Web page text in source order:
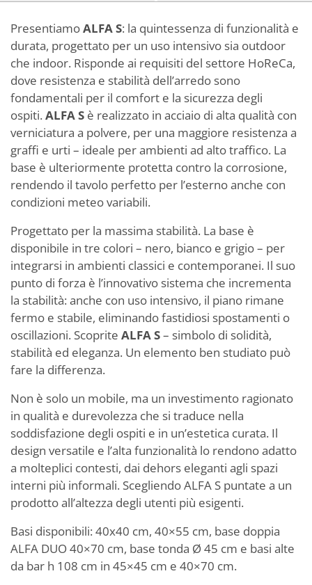
PresentiamoALFA S: la quintessenza di funzionalità e
durata, progettato per un uso intensivo sia outdoor
che indoor. Risponde ai requisiti del settore HoReCa,
dove resistenza e stabilità dell’arredo sono
fondamentali per il comfort e la sicurezza degli
ospiti. ALFA S è realizzato in acciaio di alta qualità con
verniciatura a polvere, per una maggiore resistenza a
graffi e urti – ideale per ambienti ad alto traffico. La
base è ulteriormente protetta contro la corrosione,
rendendo il tavolo perfetto per l’esterno anche con
condizioni meteo variabili.
Progettato per la massima stabilità. La base è
disponibile in tre colori – nero, bianco e grigio – per
integrarsi in ambienti classici e contemporanei. Il suo
punto di forza è l’innovativo sistema che incrementa
la stabilità: anche con uso intensivo, il piano rimane
fermo e stabile, eliminando fastidiosi spostamenti o
oscillazioni. Scoprite ALFA S– simbolo di solidità,
stabilità ed eleganza. Un elemento ben studiato può
fare la differenza.
Non è solo un mobile, ma un investimento ragionato
in qualità e durevolezza che si traduce nella
soddisfazione degli ospiti e in un’estetica curata. Il
design versatile e l’alta funzionalità lo rendono adatto
a molteplici contesti, dai dehors eleganti agli spazi
interni più informali. Scegliendo ALFA S puntate a un
prodotto all’altezza degli utenti più esigenti.
Basi disponibili: 40x40 cm, 40×55 cm, base doppia
ALFA DUO 40×70 cm, base tonda Ø 45 cm e basi alte
da bar h 108 cm in 45×45 cm e 40×70 cm.